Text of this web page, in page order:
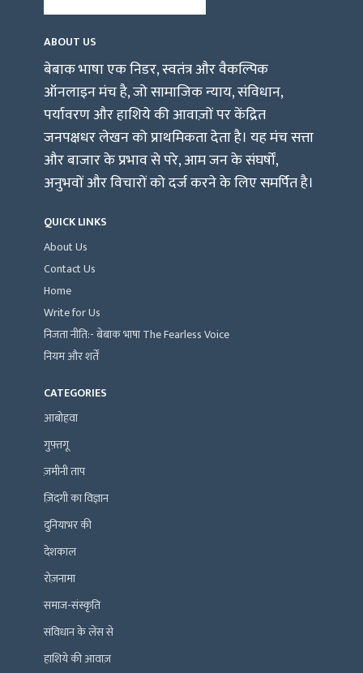
ABOUT US
बेबाक भाषा एक निडर, स्वतंत्र और वैकल्पिक
ऑनलाइन मंच है, जो सामाजिक न्याय, संविधान,
पर्यावरण और हाशिये की आवाज़ों पर केंद्रित
जनपक्षधर लेखन को प्राथमिकता देता है। यह मंच सत्ता
और बाजार के प्रभाव से परे, आम जन के संघर्षों,
अनुभवों और विचारों को दर्ज करने के लिए समर्पित है।
QUICK LINKS
About Us
Contact Us
Home
Write for Us
निजता नीति:- बेबाक भाषा The Fearless Voice
नियम और शर्तें
CATEGORIES
आबोहवा
गुफ़्तगू
ज़मीनी ताप
ज़िंदगी का विज्ञान
दुनियाभर की
देशकाल
रोज़नामा
समाज-संस्कृति
संविधान के लेंस से
हाशिये की आवाज़